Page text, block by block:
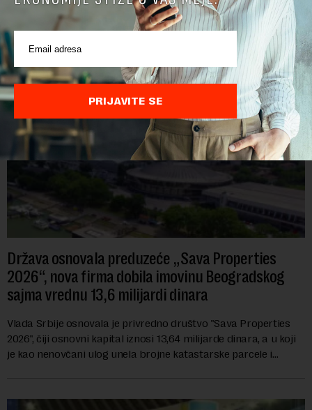
rešenja o upotrebi novca iz budžetske rezerve, pokazuje
analiza Radija Slobodne Evrope (RSE). U više od 30 rešenja ne
navodi se tačan iznos koji će ...
Država osnovala preduzeće „Sava Properties
2026“, nova firma dobila imovinu Beogradskog
sajma vrednu 13,6 milijardi dinara
Vlada Srbije osnovala je privredno društvo "Sava Properties
2026", čiji osnovni kapital iznosi 13,64 milijarde dinara, a u koji
je kao nenovčani ulog unela brojne katastarske parcele i
PRIJAVITE SE